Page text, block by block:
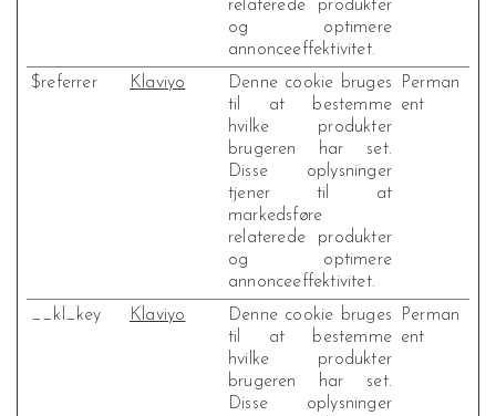
relaterede produkter
og optimere
annonceeffektivitet.
$referrer Klaviyo
Denne cookie bruges
til at bestemme
hvilke produkter
brugeren har set.
Disse oplysninger
tjener til at
markedsføre
relaterede produkter
og optimere
annonceeffektivitet.
Perman
ent
__kl_key Klaviyo
Denne cookie bruges
til at bestemme
hvilke produkter
brugeren har set.
Disse oplysninger
Perman
ent